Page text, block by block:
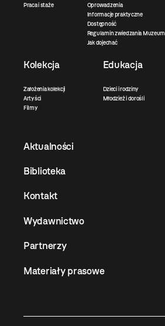
Praca i staże
Oprowadzenia
Informacje praktyczne
Dostępność
Regulamin zwiedzania Muzeum
Jak dojechać
Kolekcja
Założenia kolekcji
Artyści
Filmy
Edukacja
Dzieci i rodziny
Młodzież i dorośli
Aktualności
Biblioteka
Kontakt
Wydawnictwo
Partnerzy
Materiały prasowe